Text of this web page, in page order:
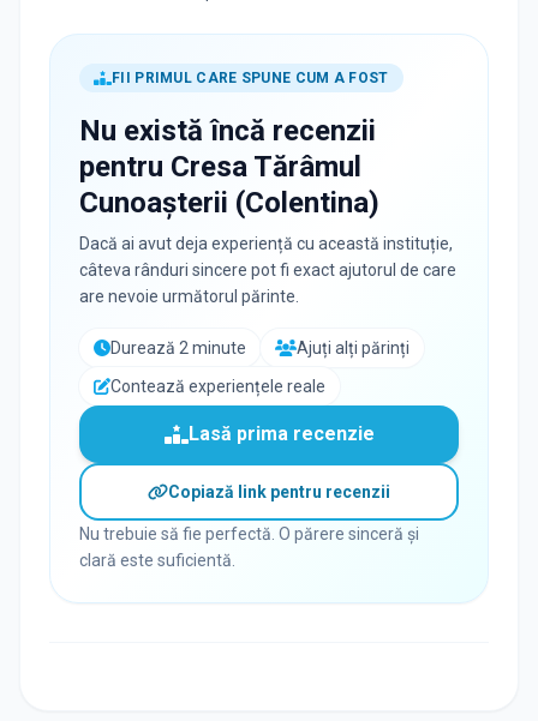
FII PRIMUL CARE SPUNE CUM A FOST
Nu există încă recenzii
pentru Cresa Tărâmul
Cunoașterii (Colentina)
Dacă ai avut deja experiență cu această instituție,
câteva rânduri sincere pot fi exact ajutorul de care
are nevoie următorul părinte.
Durează 2 minute
Ajuți alți părinți
Contează experiențele reale
Lasă prima recenzie
Copiază link pentru recenzii
Nu trebuie să fie perfectă. O părere sinceră și
clară este suficientă.